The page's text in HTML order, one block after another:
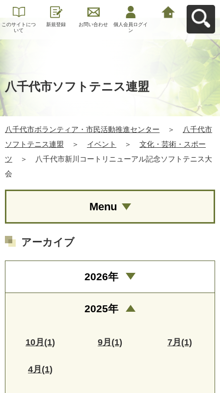
このサイトにつ
いて
新規登録 お問い合わせ
個人会員ログイ
ン
八千代市ソフトテニス連盟
八千代市ボランティア・市民活動推進センター ＞
八千代市
ソフトテニス連盟
＞ イベント ＞
文化・芸術・スポー
ツ
＞
八千代市新川コートリニューアル記念ソフトテニス大
会
Menu
アーカイブ
2026年
2025年
10月(1) 9月(1) 7月(1)
4月(1)